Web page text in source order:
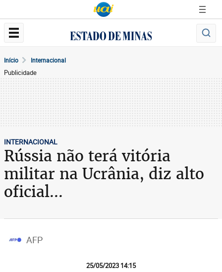
Início Internacional
Publicidade
INTERNACIONAL
Rússia não terá vitória
militar na Ucrânia, diz alto
oficial...
AFP
25/05/2023 14:15